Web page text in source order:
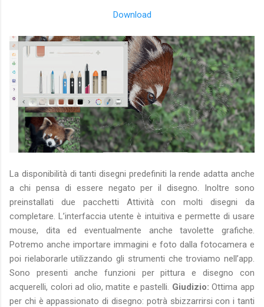
Download
La disponibilità di tanti disegni predefiniti la rende adatta anche
a chi pensa di essere negato per il disegno. Inoltre sono
preinstallati due pacchetti Attività con molti disegni da
completare. L’interfaccia utente è intuitiva e permette di usare
mouse, dita ed eventualmente anche tavolette grafiche.
Potremo anche importare immagini e foto dalla fotocamera e
poi rielaborarle utilizzando gli strumenti che troviamo nell’app.
Sono presenti anche funzioni per pittura e disegno con
acquerelli, colori ad olio, matite e pastelli. Giudizio:Ottima app
per chi è appassionato di disegno: potrà sbizzarrirsi con i tanti